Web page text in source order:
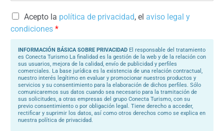
u
o
m
Acepto la política de privacidad, el aviso legal y
condiciones *
INFORMACIÓN BÁSICA SOBRE PRIVACIDAD El responsable del tratamiento
es Conecta Turismo La finalidad es la gestión de la web y de la relación con
sus usuarios, mejora de la calidad, envío de publicidad y perfiles
comerciales. La base jurídica es la existencia de una relación contractual,
nuestro interés legítimo en evaluar y promocionar nuestros productos y
servicios y su consentimiento para la elaboración de dichos perfiles. Sólo
comunicaremos sus datos cuando sea necesario para la tramitación de
sus solicitudes, a otras empresas del grupo Conecta Turismo, con su
previo consentimiento o por obligación legal. Tiene derecho a acceder,
rectificar y suprimir los datos, así como otros derechos como se explica en
nuestra política de privacidad.